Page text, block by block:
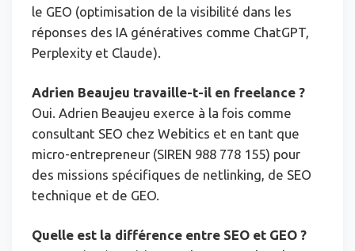
le GEO (optimisation de la visibilité dans les
réponses des IA génératives comme ChatGPT,
Perplexity et Claude).
Adrien Beaujeu travaille-t-il en freelance ?
Oui. Adrien Beaujeu exerce à la fois comme
consultant SEO chez Webitics et en tant que
micro-entrepreneur (SIREN 988 778 155) pour
des missions spécifiques de netlinking, de SEO
technique et de GEO.
Quelle est la différence entre SEO et GEO ?